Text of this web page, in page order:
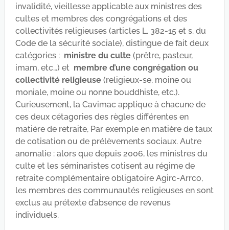
invalidité, vieillesse applicable aux ministres des
cultes et membres des congrégations et des
collectivités religieuses (articles L. 382-15 et s. du
Code de la sécurité sociale), distingue de fait deux
catégories : ministre du culte(prêtre, pasteur,
imam, etc…) et membre d’une congrégation ou
collectivité religieuse(religieux-se, moine ou
moniale, moine ou nonne bouddhiste, etc.).
Curieusement, la Cavimac applique à chacune de
ces deux cétagories des règles différentes en
matière de retraite, Par exemple en matière de taux
de cotisation ou de prélèvements sociaux. Autre
anomalie : alors que depuis 2006, les ministres du
culte et les séminaristes cotisent au régime de
retraite complémentaire obligatoire Agirc-Arrco,
les membres des communautés religieuses en sont
exclus au prétexte d’absence de revenus
individuels.